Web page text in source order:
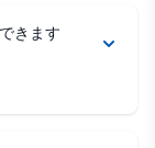
きます